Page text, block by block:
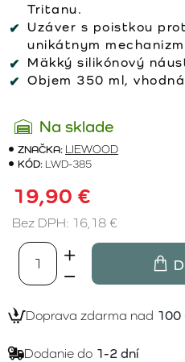
Tritanu.
Uzáver s poistkou
unikátnym
Mäkký silikónový
Objem 350 ml,
Na sklade
ZNAČKA: LIEWOOD
KÓD: LWD-385
19,90 €
Bez DPH: 16,18 €
Doprava zdarma nad 100
Dodanie do 1-2 dní